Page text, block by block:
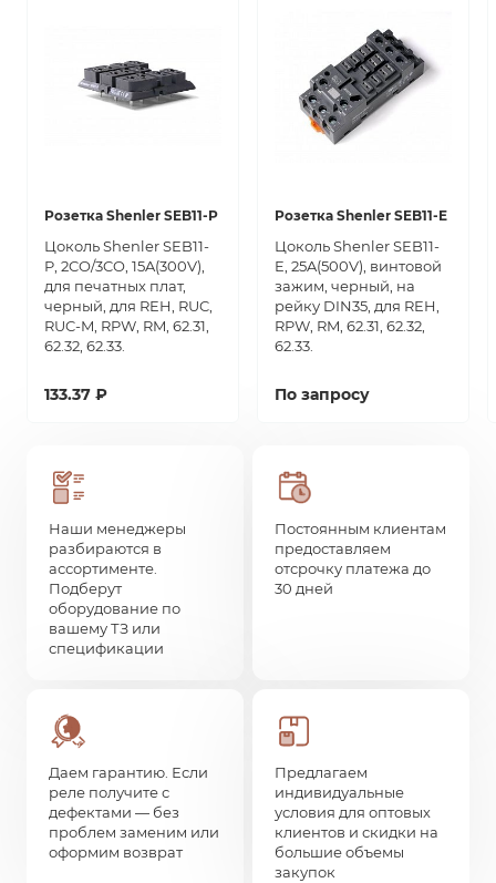
Розетка Shenler SEB11-P
Цоколь Shenler SEB11-
P, 2CO/3CO, 15A(300V),
для печатных плат,
черный, для REH, RUC,
RUC-M, RPW, RM, 62.31,
62.32, 62.33.
133.37 ₽
Розетка Shenler SEB11-E
Цоколь Shenler SEB11-
E, 25A(500V), винтовой
зажим, черный, на
рейку DIN35, для REH,
RPW, RM, 62.31, 62.32,
62.33.
По запросу
Наши менеджеры
разбираются в
ассортименте.
Подберут
оборудование по
вашему ТЗ или
спецификации
Постоянным клиентам
предоставляем
отсрочку платежа до
30 дней
Даем гарантию. Если
реле получите с
дефектами — без
проблем заменим или
оформим возврат
Предлагаем
индивидуальные
условия для оптовых
клиентов и скидки на
большие объемы
закупок